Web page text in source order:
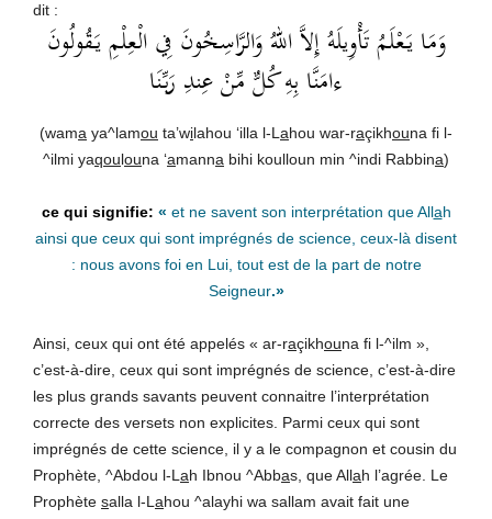
dit :
وَمَا يَعْلَمُ تَأْوِيلَهُ إِلاَّ اللهُ وَالرَّاسِخُونَ فِي الْعِلْمِ يَقُولُونَ
ءامَنَّا بِهِ كُلٌّ مِّنْ عِندِ رَبِّنَا
(wama ya^lamou ta’wilahou ‘illa l-Lahou war-raçikhouna fi l-
^ilmi yaqoulouna ‘amanna bihi koulloun min ^indi Rabbina)
« et ne savent son interprétation que Allah
ainsi que ceux qui sont imprégnés de science, ceux-là disent
: nous avons foi en Lui, tout est de la part de notre
Seigneur.»
Ainsi, ceux qui ont été appelés « ar-raçikhouna fi l-^ilm »,
c’est-à-dire, ceux qui sont imprégnés de science, c’est-à-dire
les plus grands savants peuvent connaitre l’interprétation
correcte des versets non explicites. Parmi ceux qui sont
imprégnés de cette science, il y a le compagnon et cousin du
Prophète, ^Abdou l-Lah Ibnou ^Abbas, que Allah l’agrée. Le
Prophète salla l-Lahou ^alayhi wa sallam avait fait une